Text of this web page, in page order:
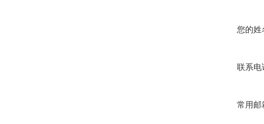
您的姓
联系电
常用邮